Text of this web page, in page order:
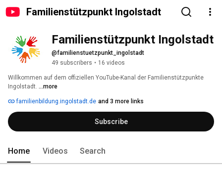
Familienstützpunkt Ingolstadt
Familienstützpunkt Ingolstadt
@familienstuetzpunkt_ingolstadt
49 subscribers • 16 videos
Willkommen auf dem offiziellen YouTube-Kanal der Familienstützpunkte
Ingolstadt. ...more
familienbildung.ingolstadt.de and 3 more links
Subscribe
Home Videos Search